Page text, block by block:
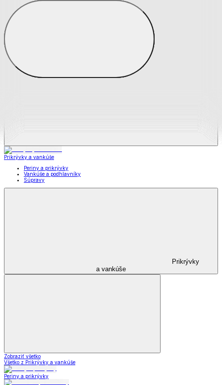
Zobraziť všetko
Všetko z Matrace a matracové chrániče
Matrace
Chrániče na matrace
Prikrývky a vankúše
Periny a prikrývky
Vankúše a podhlavníky
Súpravy
Prikrývky
a vankúše
Zobraziť všetko
Všetko z Prikrývky a vankúše
Periny a prikrývky